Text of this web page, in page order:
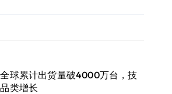
球累计出货量破4000万台，技
类增长